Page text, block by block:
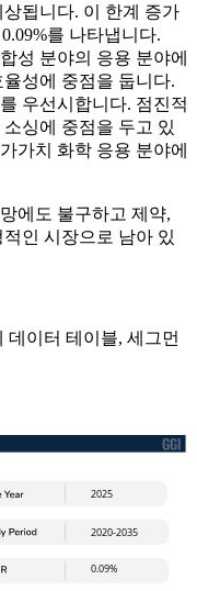
됩니다. 이 한계 증가
를 나타냅니다.
성 분야의 응용 분야에
성에 중점을 둡니다.
우선시합니다. 점진적
싱에 중점을 두고 있
가치 화학 응용 분야에
에도 불구하고 제약,
인 시장으로 남아 있
데이터 테이블, 세그먼